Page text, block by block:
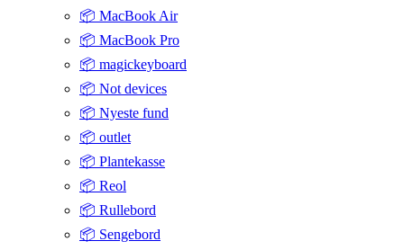
📦 MacBook Air
📦 MacBook Pro
📦 magickeyboard
📦 Not devices
📦 Nyeste fund
📦 outlet
📦 Plantekasse
📦 Reol
📦 Rullebord
📦 Sengebord